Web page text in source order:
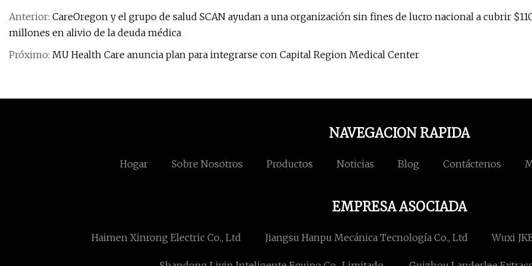
Anterior: CareOregon y el grupo de salud SCAN ayudan a una organización sin fines de lucro nacional a cubrir
millones en alivio de la deuda médica
Próximo: MU Health Care anuncia plan para integrarse con Capital Region Medical Center
NAVEGACION RAPIDA
Hogar Sobre Nosotros Productos Noticias Blog Contáctenos
EMPRESA ASOCIADA
Haimen Xinrong Electric Co., Ltd Jiangsu Hanpu Mecánica Tecnología Co., Ltd Wuxi